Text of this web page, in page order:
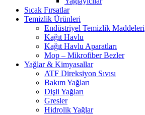
Sıcak Fırsatlar
Temizlik Ürünleri
Endüstriyel Temizlik Maddeleri
Kağıt Havlu
Kağıt Havlu Aparatları
Mop – Mikrofiber Bezler
Yağlar & Kimyasallar
ATF Direksiyon Sıvısı
Bakım Yağları
Dişli Yağları
Gresler
Hidrolik Yağlar